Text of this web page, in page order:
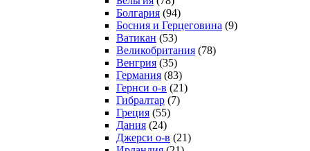
Болгария (94)
Босния и Герцеговина (9)
Ватикан (53)
Великобритания (78)
Венгрия (35)
Германия (83)
Гернси о-в (21)
Гибралтар (7)
Греция (55)
Дания (24)
Джерси о-в (21)